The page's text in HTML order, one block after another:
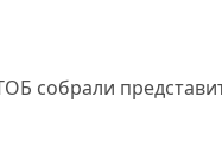
собрали